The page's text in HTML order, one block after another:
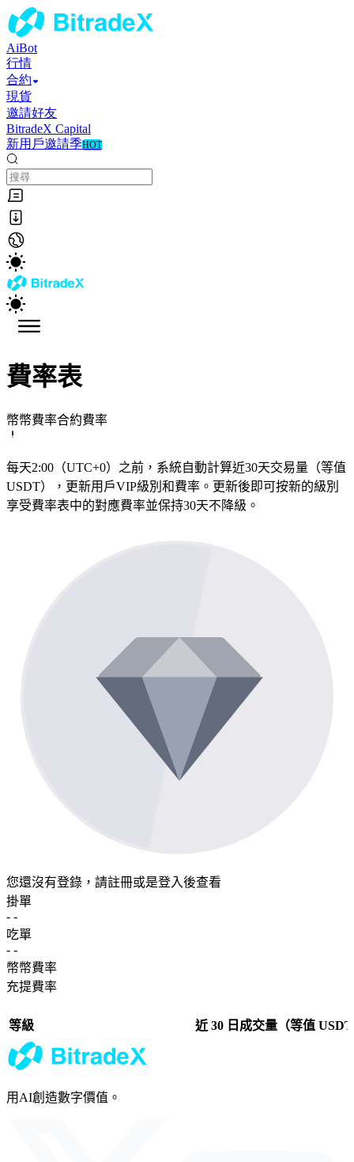
AiBot
行情
合約
現貨
邀請好友
BitradeX Capital
新用戶邀請季HOT
費率表
幣幣費率合約費率
每天2:00（UTC+0）之前，系統自動計算近30天交易量（等值
USDT），更新用戶VIP級別和費率。更新後即可按新的級別
享受費率表中的對應費率並保持30天不降級。
您還沒有登錄，請註冊或是登入後查看
掛單
- -
吃單
- -
幣幣費率
充提費率
等級 近 30 日成交量（等值
用AI創造數字價值。